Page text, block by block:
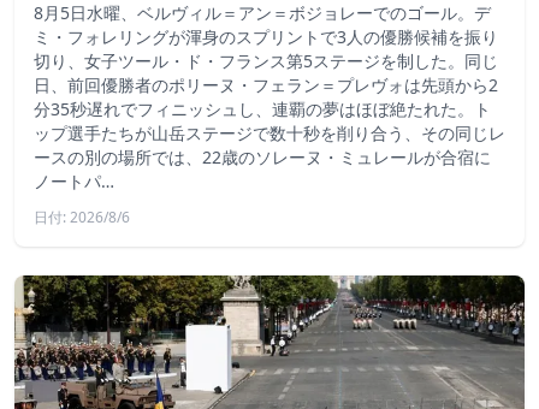
8月5日水曜、ベルヴィル＝アン＝ボジョレーでのゴール。デ
ミ・フォレリングが渾身のスプリントで3人の優勝候補を振り
切り、女子ツール・ド・フランス第5ステージを制した。同じ
日、前回優勝者のポリーヌ・フェラン＝プレヴォは先頭から2
分35秒遅れでフィニッシュし、連覇の夢はほぼ絶たれた。ト
ップ選手たちが山岳ステージで数十秒を削り合う、その同じレ
ースの別の場所では、22歳のソレーヌ・ミュレールが合宿に
ノートパ…
日付: 2026/8/6